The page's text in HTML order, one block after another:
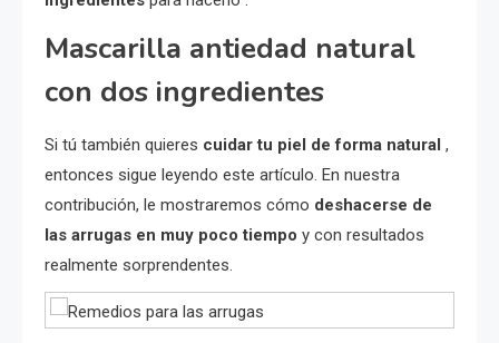
Mascarilla antiedad natural
con dos ingredientes
Si tú también quieres cuidar tu piel de forma natural ,
entonces sigue leyendo este artículo. En nuestra
contribución, le mostraremos cómo deshacerse de
las arrugas en muy poco tiempo y con resultados
realmente sorprendentes.